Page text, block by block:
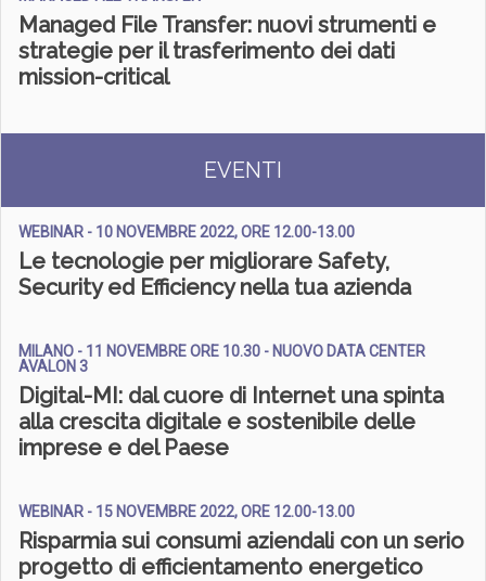
Managed File Transfer: nuovi strumenti e
strategie per il trasferimento dei dati
mission-critical
EVENTI
WEBINAR - 10 NOVEMBRE 2022, ORE 12.00-13.00
Le tecnologie per migliorare Safety,
Security ed Efficiency nella tua azienda
MILANO - 11 NOVEMBRE ORE 10.30 - NUOVO DATA CENTER
AVALON 3
Digital-MI: dal cuore di Internet una spinta
alla crescita digitale e sostenibile delle
imprese e del Paese
WEBINAR - 15 NOVEMBRE 2022, ORE 12.00-13.00
Risparmia sui consumi aziendali con un serio
progetto di efficientamento energetico